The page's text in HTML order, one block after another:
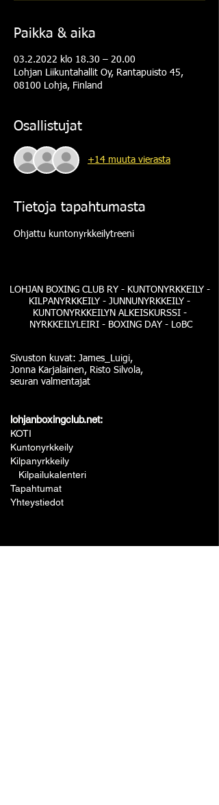
Paikka & aika
03.2.2022 klo 18.30 – 20.00
Lohjan Liikuntahallit Oy, Rantapuisto 45,
08100 Lohja, Finland
Osallistujat
+14 muuta vierasta
Tietoja tapahtumasta
Ohjattu kuntonyrkkeilytreeni
LOHJAN BOXING CLUB RY - KUNTONYRKKEILY -
KILPANYRKKEILY - JUNNUNYRKKEILY -
KUNTONYRKKEILYN ALKEISKURSSI -
NYRKKEILYLEIRI - BOXING DAY - LoBC
Sivuston kuvat: James_Luigi,
Jonna Karjalainen, Risto Silvola,
seuran valmentajat
lohjanboxingclub.net:
KOTI
Kuntonyrkkeily
Kilpanyrkkeily
Kilpailukalenteri
Tapahtumat
Yhteystiedot